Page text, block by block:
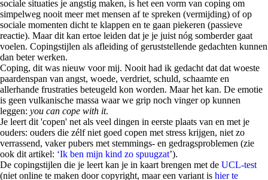
sociale situaties je angstig maken, is het een vorm van coping om
simpelweg nooit meer met mensen af te spreken (vermijding) of op
sociale momenten dicht te klappen en te gaan piekeren (passieve
reactie). Maar dit kan ertoe leiden dat je je juist nóg somberder gaat
voelen. Copingstijlen als afleiding of geruststellende gedachten kunnen
dan beter werken.
Coping, dit was nieuw voor mij. Nooit had ik gedacht dat dat woeste
paardenspan van angst, woede, verdriet, schuld, schaamte en
allerhande frustraties beteugeld kon worden. Maar het kan. De emotie
is geen vulkanische massa waar we grip noch vinger op kunnen
leggen: you can cope with it.
Je leert dit 'copen' net als veel dingen in eerste plaats van en met je
ouders: ouders die zélf niet goed copen met stress krijgen, niet zo
verrassend, vaker pubers met stemmings- en gedragsproblemen (zie
ook dit artikel: ‘Ik ben mijn kind zo spuugzat’).
De copingstijlen die je leert kan je in kaart brengen met de UCL-test
(niet online te maken door copyright, maar een variant is hier te